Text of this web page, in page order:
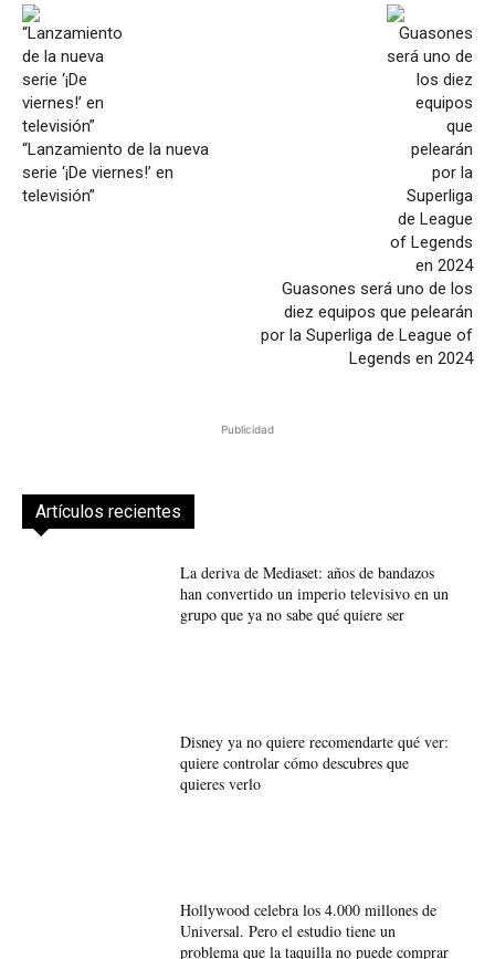
“Lanzamiento de la nueva
serie ‘¡De viernes!’ en
televisión”
Guasones será uno de los
diez equipos que pelearán
por la Superliga de League of
Legends en 2024
Publicidad
Artículos recientes
La deriva de Mediaset: años de bandazos
han convertido un imperio televisivo en un
grupo que ya no sabe qué quiere ser
Disney ya no quiere recomendarte qué ver:
quiere controlar cómo descubres que
quieres verlo
Hollywood celebra los 4.000 millones de
Universal. Pero el estudio tiene un
problema que la taquilla no puede comprar